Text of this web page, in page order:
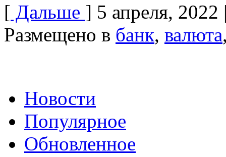
[ Дальше ] 5 апреля, 2022
Размещено в банк, валюта
Новости
Популярное
Обновленное